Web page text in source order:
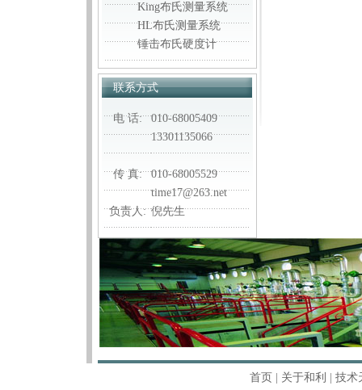
King布氏测量系统
HL布氏测量系统
锤击布氏硬度计
联系方式
电 话:
传 真:
负责人:
010-68005409
13301135066
010-68005529
time17@263.net
倪先生
首页 关于和利
技术